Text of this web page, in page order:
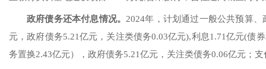
政府债务还本付息情况。 2024年，计划通过一般公共预算
元，政府债务5.21亿元，关注类债务0.03亿元),利息1.71亿元(债
务置换2.43亿元），政府债务5.21亿元，关注类债务0.06亿元；